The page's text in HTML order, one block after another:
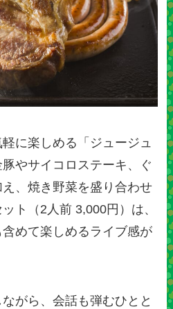
に楽しめる「ジュージュ
やサイコロステーキ、ぐ
、焼き野菜を盛り合わせ
ト（2人前 3,000円）は、
めて楽しめるライブ感が
がら、会話も弾むひとと